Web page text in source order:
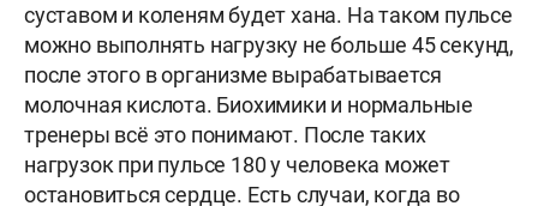
суставом и коленям будет хана. На таком пульсе
можно выполнять нагрузку не больше 45 секунд,
после этого в организме вырабатывается
молочная кислота. Биохимики и нормальные
тренеры всё это понимают. После таких
нагрузок при пульсе 180 у человека может
остановиться сердце. Есть случаи, когда во